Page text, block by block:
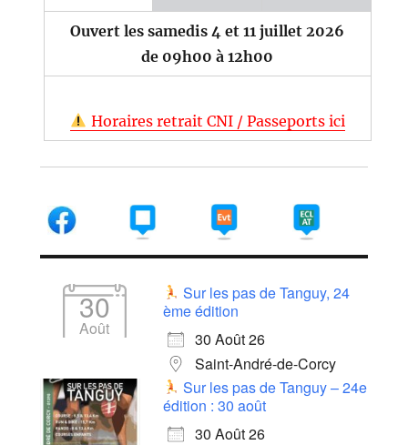
Ouvert les samedis 4 et 11 juillet 2026
de 09h00 à 12h00
Horaires retrait CNI / Passeports ici
30
Août
Sur les pas de Tanguy, 24
ème édition
30 Août 26
Saint-André-de-Corcy
Sur les pas de Tanguy – 24e
édition : 30 août
30 Août 26